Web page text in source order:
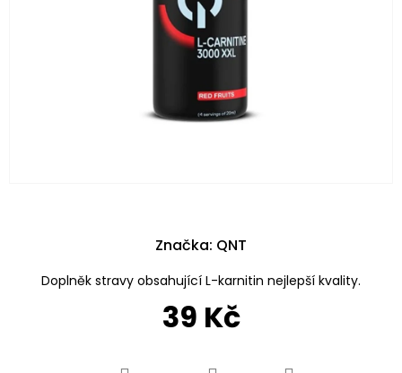
39 Kč
Doplněk stravy obsahující L-karnitin nejlepší kvality.
Značka: QNT